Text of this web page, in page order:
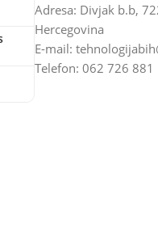
Adresa: Divjak b.b,
Hercegovina
E-mail:
Telefon: 062 726 881